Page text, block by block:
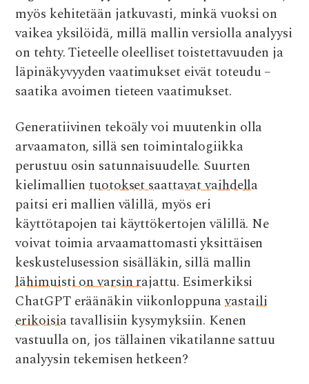
myös kehitetään jatkuvasti, minkä vuoksi on
vaikea yksilöidä, millä mallin versiolla analyysi
on tehty. Tieteelle oleelliset toistettavuuden ja
läpinäkyvyyden vaatimukset eivät toteudu –
saatika avoimen tieteen vaatimukset.
Generatiivinen tekoäly voi muutenkin olla
arvaamaton, sillä sen toimintalogiikka
perustuu osin satunnaisuudelle. Suurten
kielimallientuotokset saattavat vaihdella
paitsi eri mallien välillä, myös eri
käyttötapojen tai käyttökertojen välillä. Ne
voivat toimia arvaamattomasti yksittäisen
keskustelusession sisälläkin, sillä mallin
lähimuisti on varsin rajattu. Esimerkiksi
ChatGPT eräänäkin viikonloppunavastaili
erikoisiatavallisiin kysymyksiin. Kenen
vastuulla on, jos tällainen vikatilanne sattuu
analyysin tekemisen hetkeen?